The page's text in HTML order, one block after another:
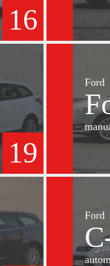
16
19
Ford
Ford